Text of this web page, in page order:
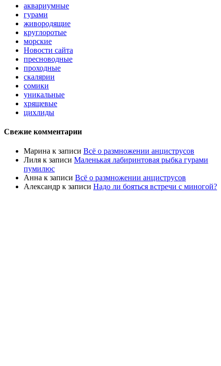
аквариумные
гурами
живородящие
круглоротые
морские
Новости сайта
пресноводные
проходные
скалярии
сомики
уникальные
хрящевые
цихлиды
Свежие комментарии
Марина к записи Всё о размножении анциструсов
Лиля к записи Маленькая лабиринтовая рыбка гурами
пумилюс
Анна к записи Всё о размножении анциструсов
Александр к записи Надо ли бояться встречи с миногой?